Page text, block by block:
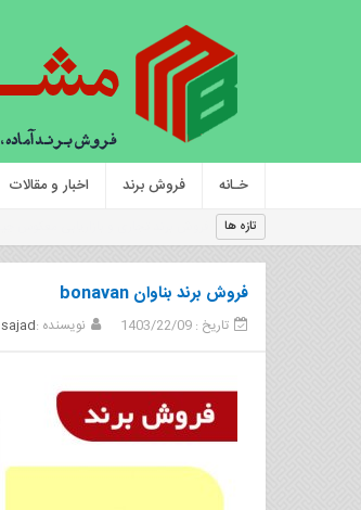
خـانه فروش برند اخبار و مقالات
تازه ها
فروش برند بناوان bonavan
تاریخ : 1403/22/09 نویسنده :sajad